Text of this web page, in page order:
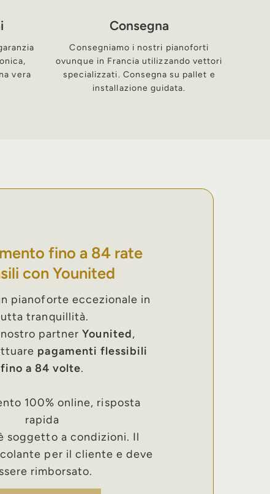
vera
Consegna
Consegniamo i nostri pianoforti
ovunque in Francia utilizzando vettori
specializzati. Consegna su pallet e
installazione guidata.
fino a 84 rate
con Younited
pianoforte eccezionale in
tranquillità.
nostro partnerYounited,
pagamenti flessibili
fino a 84 volte.
100% online, risposta
rapida
soggetto a condizioni. Il
per il cliente e deve
rimborsato.